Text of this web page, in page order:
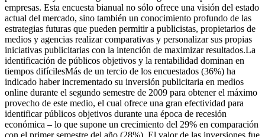
empresas. Esta encuesta bianual no sólo ofrece una visión del estado
actual del mercado, sino también un conocimiento profundo de las
estrategias futuras que pueden permitir a publicistas, propietarios de
medios y agencias realizar comparativas y personalizar sus propias
iniciativas publicitarias con la intención de maximizar resultados.La
identificación de públicos objetivos y la rentabilidad dominan en
tiempos difícilesMás de un tercio de los encuestados (36%) ha
indicado haber incrementado su inversión publicitaria en medios
online durante el segundo semestre de 2009 para obtener el máximo
provecho de este medio, el cual ofrece una gran efectividad para
identificar públicos objetivos durante una época de recesión
económica – lo que supone un crecimiento del 29% en comparación
con el primer semestre del año (28%). El valor de las inversiones fue